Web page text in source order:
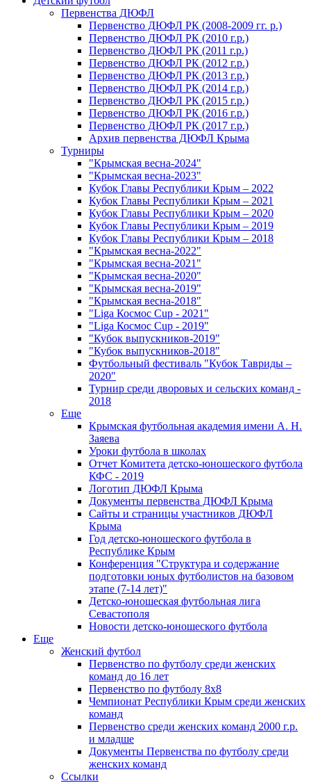
Первенства ДЮФЛ
Первенство ДЮФЛ РК (2008-2009 гг. р.)
Первенство ДЮФЛ РК (2010 г.р.)
Первенство ДЮФЛ РК (2011 г.р.)
Первенство ДЮФЛ РК (2012 г.р.)
Первенство ДЮФЛ РК (2013 г.р.)
Первенство ДЮФЛ РК (2014 г.р.)
Первенство ДЮФЛ РК (2015 г.р.)
Первенство ДЮФЛ РК (2016 г.р.)
Первенство ДЮФЛ РК (2017 г.р.)
Архив первенства ДЮФЛ Крыма
Турниры
"Крымская весна-2024"
"Крымская весна-2023"
Кубок Главы Республики Крым – 2022
Кубок Главы Республики Крым – 2021
Кубок Главы Республики Крым – 2020
Кубок Главы Республики Крым – 2019
Кубок Главы Республики Крым – 2018
"Крымская весна-2022"
"Крымская весна-2021"
"Крымская весна-2020"
"Крымская весна-2019"
"Крымская весна-2018"
"Liga Космос Cup - 2021"
"Liga Космос Cup - 2019"
"Кубок выпускников-2019"
"Кубок выпускников-2018"
Футбольный фестиваль "Кубок Тавриды –
2020"
Турнир среди дворовых и сельских команд -
2018
Еще
Крымская футбольная академия имени А. Н.
Заяева
Уроки футбола в школах
Отчет Комитета детско-юношеского футбола
КФС - 2019
Логотип ДЮФЛ Крыма
Документы первенства ДЮФЛ Крыма
Сайты и страницы участников ДЮФЛ
Крыма
Год детско-юношеского футбола в
Республике Крым
Конференция "Структура и содержание
подготовки юных футболистов на базовом
этапе (7-14 лет)"
Детско-юношеская футбольная лига
Севастополя
Новости детско-юношеского футбола
Еще
Женский футбол
Первенство по футболу среди женских
команд до 16 лет
Первенство по футболу 8х8
Чемпионат Республики Крым среди женских
команд
Первенство среди женских команд 2000 г.р.
и младше
Документы Первенства по футболу среди
женских команд
Ссылки